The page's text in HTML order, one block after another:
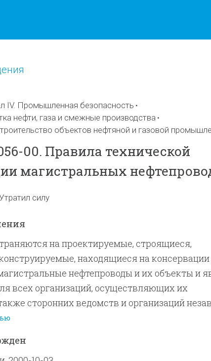
IV. Промышленная безопасность
нефти, газа и смежные производства
объектов нефтяной и газовой
00. Правила технической
магистральных
силу
на проектируемые, строящиеся,
находящиеся на консервации
нефтепроводы и их объекты и
всех организаций, осуществляющих их
сторонних ведомств и организаций
правовой формы и формы собственности,
объекты организациями в части их